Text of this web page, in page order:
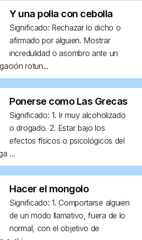
Y una polla con cebolla
Significado: Rechazar lo dicho o
afirmado por alguien. Mostrar
incredulidad o asombro ante un
rotun...
Ponerse como Las Grecas
Significado: 1. Ir muy alcoholizado
o drogado. 2. Estar bajo los
efectos físicos o psicológicos del
...
Hacer el mongolo
Significado: 1. Comportarse alguien
de un modo llamativo, fuera de lo
normal, con el objetivo de